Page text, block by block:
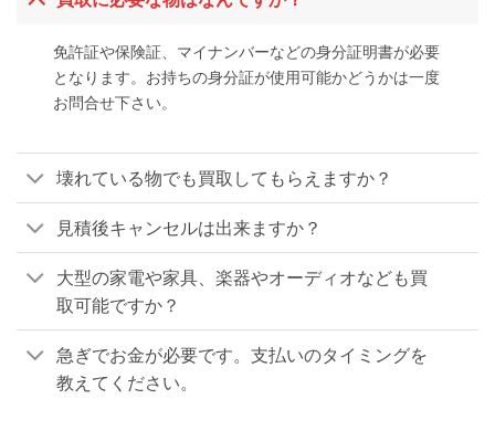
免許証や保険証、マイナンバーなどの身分証明書が必要
となります。お持ちの身分証が使用可能かどうかは一度
お問合せ下さい。
壊れている物でも買取してもらえますか？
見積後キャンセルは出来ますか？
大型の家電や家具、楽器やオーディオなども買
取可能ですか？
急ぎでお金が必要です。支払いのタイミングを
教えてください。